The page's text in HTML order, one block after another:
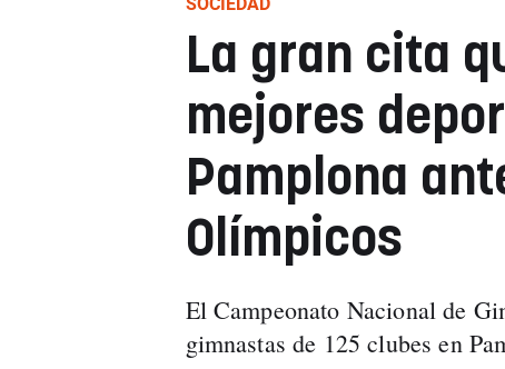
La gran cita
mejores
Pamplona
Olímpicos
El Campeonato Nacional de
gimnastas de 125 clubes en